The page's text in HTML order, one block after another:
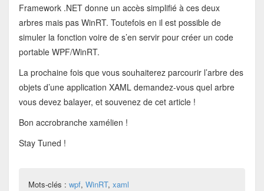
Framework .NET donne un accès simplifié à ces deux
arbres mais pas WinRT. Toutefois en il est possible de
simuler la fonction voire de s’en servir pour créer un code
portable WPF/WinRT.
La prochaine fois que vous souhaiterez parcourir l’arbre des
objets d’une application XAML demandez-vous quel arbre
vous devez balayer, et souvenez de cet article !
Bon accrobranche xamélien !
Stay Tuned !
Mots-clés : wpf, WinRT, xaml